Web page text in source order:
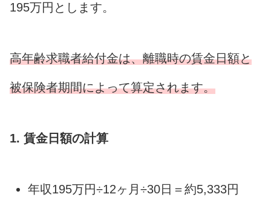
195万円とします。
高年齢求職者給付金は、離職時の賃金日額と
被保険者期間によって算定されます。
1. 賃金日額の計算
年収195万円÷12ヶ月÷30日＝約5,333円